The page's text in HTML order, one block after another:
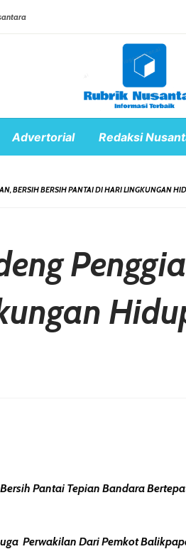
Advertorial Redaksi
BERSIH BERSIH PANTAI DI HARI LINGKUNGAN
Pantai Tepian Bandara
Perwakilan Dari Pemkot